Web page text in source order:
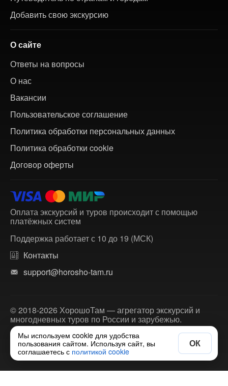
Добавить свою экскурсию
О сайте
Ответы на вопросы
О нас
Вакансии
Пользовательское соглашение
Политика обработки персональных данных
Политика обработки cookie
Договор оферты
Оплата экскурсий и туров происходит с помощью
платёжных систем
Поддержка работает с 10 до 19 (МСК)
Контакты
support@horosho-tam.ru
© 2018-2026 ХорошоТам — агрегатор экскурсий и
многодневных туров по России и зарубежью.
Мы используем cookie для удобства
пользования сайтом. Используя сайт, вы
соглашаетесь с политикой cookie
ОК